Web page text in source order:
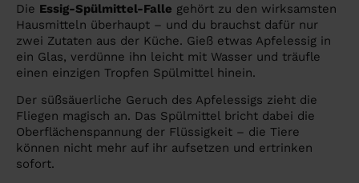
Die Essig-Spülmittel-Falle gehört zu den wirksamsten
Hausmitteln überhaupt – und du brauchst dafür nur
zwei Zutaten aus der Küche. Gieß etwas Apfelessig in
ein Glas, verdünne ihn leicht mit Wasser und träufle
einen einzigen Tropfen Spülmittel hinein.
Der süßsäuerliche Geruch des Apfelessigs zieht die
Fliegen magisch an. Das Spülmittel bricht dabei die
Oberflächenspannung der Flüssigkeit – die Tiere
können nicht mehr auf ihr aufsetzen und ertrinken
sofort.